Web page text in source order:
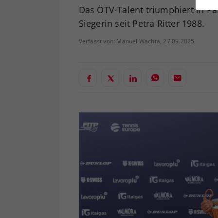
Das ÖTV-Talent triumphiert in
Siegerin seit Petra Ritter 1988.
Verfasst von: Manuel Wachta, 27.09.2025